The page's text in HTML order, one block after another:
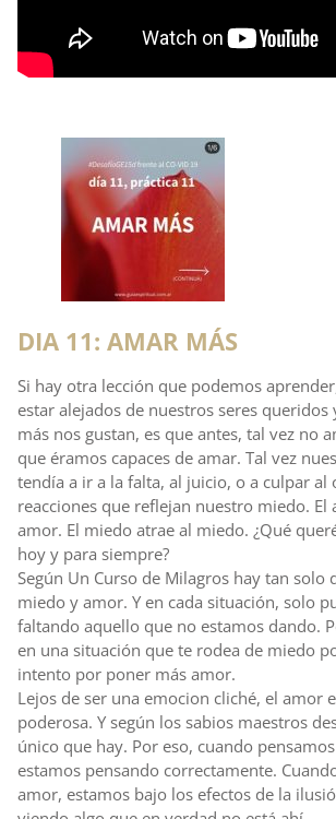
DIA 11: AMAR MÁS
Si hay otra lección que podemos
estar alejados de nuestros seres queridos
más nos gustan, es que antes, tal vez no
que éramos capaces de amar. Tal vez
tendía a ir a la falta, al juicio, o a culpar al
reacciones que reflejan nuestro miedo. El
amor. El miedo atrae al miedo. ¿Qué
hoy y para siempre?
Según Un Curso de Milagros hay tan solo
miedo y amor. Y en cada situación, solo
faltando aquello que no estamos dando.
en una situación que te rodea de miedo
intento por poner más amor.
Lejos de ser una emocion cliché, el amor
poderosa. Y según los sabios maestros
único que hay. Por eso, cuando
estamos pensando correctamente.
amor, estamos bajo los efectos de la